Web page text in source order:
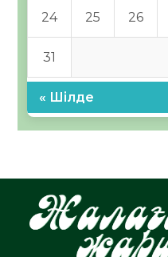
24 25 26
31
« Шілде